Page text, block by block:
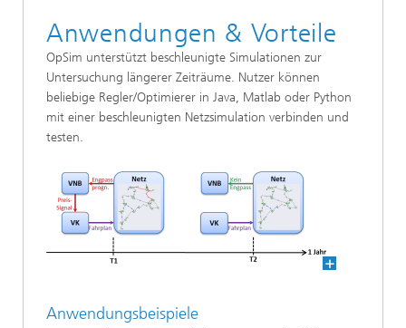
Anwendungen & Vorteile
OpSim unterstützt beschleunigte Simulationen zur
Untersuchung längerer Zeiträume. Nutzer können
beliebige Regler/Optimierer in Java, Matlab oder Python
mit einer beschleunigten Netzsimulation verbinden und
testen.
Anwendungsbeispiele